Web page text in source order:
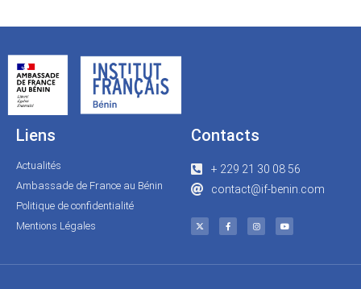
Liens
Actualités
Ambassade de France au Bénin
Politique de confidentialité
Mentions Légales
Contacts
+ 229 21 30 08 56
contact@if-benin.com